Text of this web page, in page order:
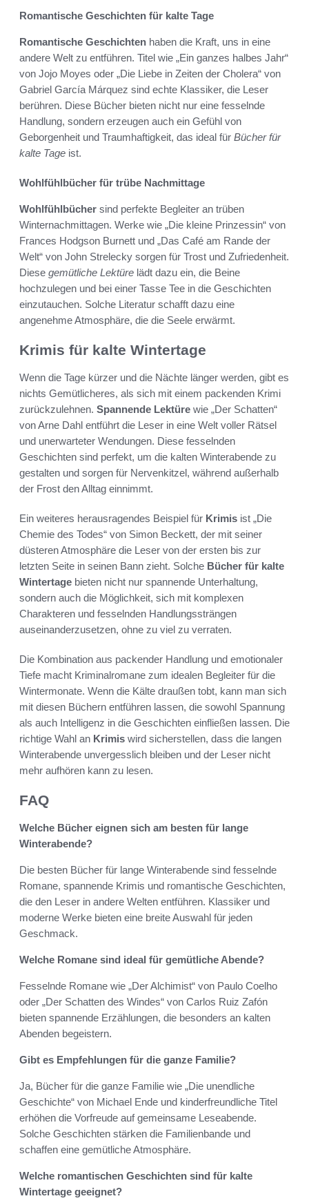
Romantische Geschichten für kalte Tage
Romantische Geschichten haben die Kraft, uns in eine
andere Welt zu entführen. Titel wie „Ein ganzes halbes Jahr“
von Jojo Moyes oder „Die Liebe in Zeiten der Cholera“ von
Gabriel García Márquez sind echte Klassiker, die Leser
berühren. Diese Bücher bieten nicht nur eine fesselnde
Handlung, sondern erzeugen auch ein Gefühl von
Geborgenheit und Traumhaftigkeit, das ideal für Bücher für
kalte Tage ist.
Wohlfühlbücher für trübe Nachmittage
Wohlfühlbücher sind perfekte Begleiter an trüben
Winternachmittagen. Werke wie „Die kleine Prinzessin“ von
Frances Hodgson Burnett und „Das Café am Rande der
Welt“ von John Strelecky sorgen für Trost und Zufriedenheit.
Diese gemütliche Lektüre lädt dazu ein, die Beine
hochzulegen und bei einer Tasse Tee in die Geschichten
einzutauchen. Solche Literatur schafft dazu eine
angenehme Atmosphäre, die die Seele erwärmt.
Krimis für kalte Wintertage
Wenn die Tage kürzer und die Nächte länger werden, gibt es
nichts Gemütlicheres, als sich mit einem packenden Krimi
zurückzulehnen. Spannende Lektüre wie „Der Schatten“
von Arne Dahl entführt die Leser in eine Welt voller Rätsel
und unerwarteter Wendungen. Diese fesselnden
Geschichten sind perfekt, um die kalten Winterabende zu
gestalten und sorgen für Nervenkitzel, während außerhalb
der Frost den Alltag einnimmt.
Ein weiteres herausragendes Beispiel für Krimis ist „Die
Chemie des Todes“ von Simon Beckett, der mit seiner
düsteren Atmosphäre die Leser von der ersten bis zur
letzten Seite in seinen Bann zieht. Solche Bücher für kalte
Wintertage bieten nicht nur spannende Unterhaltung,
sondern auch die Möglichkeit, sich mit komplexen
Charakteren und fesselnden Handlungssträngen
auseinanderzusetzen, ohne zu viel zu verraten.
Die Kombination aus packender Handlung und emotionaler
Tiefe macht Kriminalromane zum idealen Begleiter für die
Wintermonate. Wenn die Kälte draußen tobt, kann man sich
mit diesen Büchern entführen lassen, die sowohl Spannung
als auch Intelligenz in die Geschichten einfließen lassen. Die
richtige Wahl an Krimis wird sicherstellen, dass die langen
Winterabende unvergesslich bleiben und der Leser nicht
mehr aufhören kann zu lesen.
FAQ
Welche Bücher eignen sich am besten für lange
Winterabende?
Die besten Bücher für lange Winterabende sind fesselnde
Romane, spannende Krimis und romantische Geschichten,
die den Leser in andere Welten entführen. Klassiker und
moderne Werke bieten eine breite Auswahl für jeden
Geschmack.
Welche Romane sind ideal für gemütliche Abende?
Fesselnde Romane wie „Der Alchimist“ von Paulo Coelho
oder „Der Schatten des Windes“ von Carlos Ruiz Zafón
bieten spannende Erzählungen, die besonders an kalten
Abenden begeistern.
Gibt es Empfehlungen für die ganze Familie?
Ja, Bücher für die ganze Familie wie „Die unendliche
Geschichte“ von Michael Ende und kinderfreundliche Titel
erhöhen die Vorfreude auf gemeinsame Leseabende.
Solche Geschichten stärken die Familienbande und
schaffen eine gemütliche Atmosphäre.
Welche romantischen Geschichten sind für kalte
Wintertage geeignet?